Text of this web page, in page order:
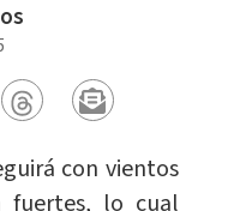
con vientos
fuertes, lo cual